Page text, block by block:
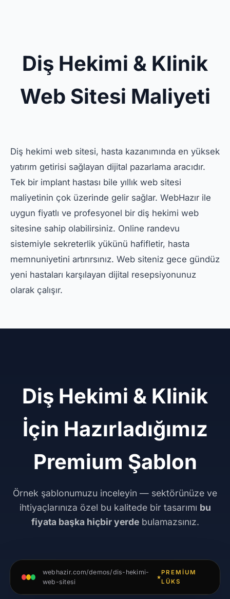
Diş Hekimi & Klinik
Web Sitesi Maliyeti
Diş hekimi web sitesi, hasta kazanımında en yüksek
yatırım getirisi sağlayan dijital pazarlama aracıdır.
Tek bir implant hastası bile yıllık web sitesi
maliyetinin çok üzerinde gelir sağlar. WebHazır ile
uygun fiyatlı ve profesyonel bir diş hekimi web
sitesine sahip olabilirsiniz. Online randevu
sistemiyle sekreterlik yükünü hafifletir, hasta
memnuniyetini artırırsınız. Web siteniz gece gündüz
yeni hastaları karşılayan dijital resepsiyonunuz
olarak çalışır.
Diş Hekimi & Klinik
İçin Hazırladığımız
Premium Şablon
Örnek şablonumuzu inceleyin — sektörünüze ve
ihtiyaçlarınıza özel bu kalitede bir tasarımı bu
fiyata başka hiçbir yerdebulamazsınız.
webhazir.com/demos/dis-hekimi-
web-sitesi
PREMIUM
LÜKS